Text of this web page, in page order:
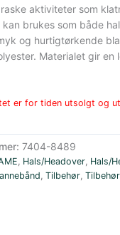
aktiviteter som
kan brukes som både
og hurtigtørkende
Materialet gir en
er for tiden utsolgt og
7404-8489
, Hals/Headover, Hals/
, Tilbehør, Tilbehør